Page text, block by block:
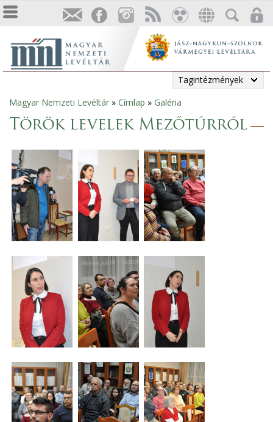
Tagintézmények
Jelenlegi
hely
Magyar Nemzeti Levéltár » Címlap » Galéria
Török levelek Mezőtúrról